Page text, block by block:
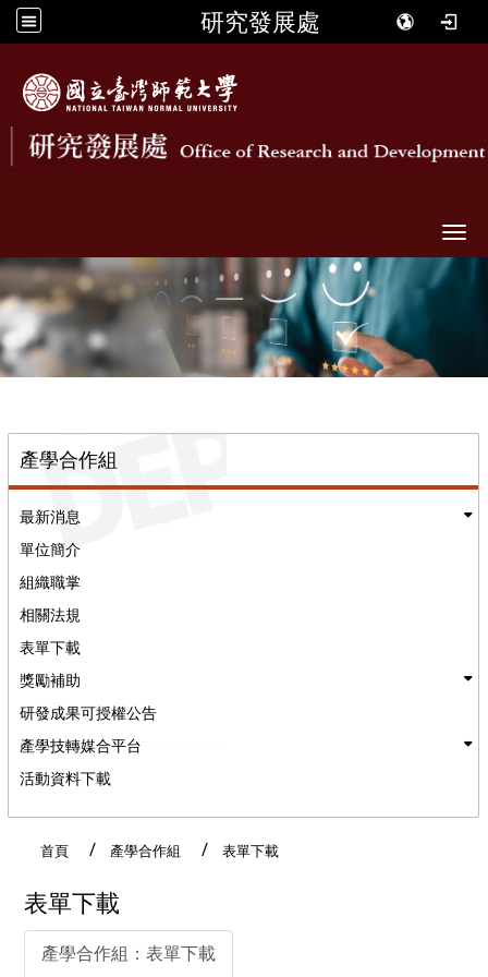
研究發展處
產學合作組
最新消息
單位簡介
組織職掌
相關法規
表單下載
獎勵補助
研發成果可授權公告
產學技轉媒合平台
活動資料下載
首頁 產學合作組 表單下載
表單下載
產學合作組：表單下載